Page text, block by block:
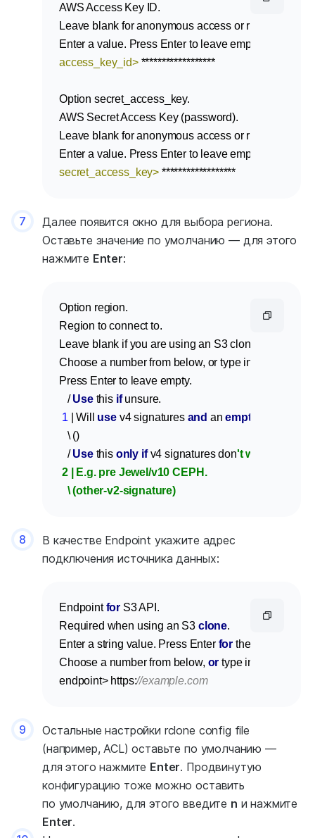
AWS Access Key ID.
Leave blank for anonymous access or runtime
access_key_id> ******************
Option secret_access_key.
AWS Secret Access Key (password).
Leave blank for anonymous access or runtime
secret_access_key> ******************
7
Далее появится окно для выбора региона.
Оставьте значение по умолчанию — для этого
нажмите Enter:
Option region.
Region to connect to.
Leave blank if you are using an S3 clone and you
Choose a number from below, or type in your own
Press Enter to leave empty.
   /
Use this if unsure.
1 | Will use v4 signatures and an empty
   \ ()
   /
Use this only if v4 signatures don't work.
2 | E.g. pre Jewel/v10 CEPH.
   \ (other-v2-signature)
8
В качестве Endpoint укажите адрес
подключения источника данных:
Endpoint for S3 API.
Required when using an S3 clone.
Enter a string value. Press Enter for the
Choose a number from below, or type in your own
endpoint> https://example.com
9
Остальные настройки rclone config file
(например, ACL) оставьте по умолчанию —
для этого нажмите Enter. Продвинутую
конфигурацию тоже можно оставить
по умолчанию, для этого введите n и нажмите
Enter.